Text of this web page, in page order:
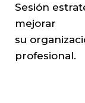
Sesión
mejorar
su
profesional.